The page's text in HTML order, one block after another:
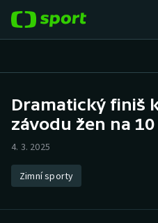
Hokej
Atletika
Dramatický finiš
závodu žen na
4. 3. 2025
Zimní sporty